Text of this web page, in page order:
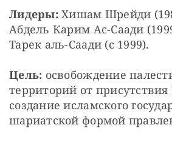
Лидеры: Хишам Шрейди
Абдель Карим Ас-Саади
Тарек аль-Саади (с 1999).
Цель: освобождение
территорий от
создание исламского
шариатской формой